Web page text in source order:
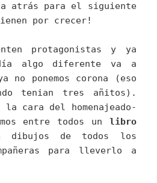
atrás para el siguiente
por crecer!
protagonistas y ya
algo diferente va a
no ponemos corona (eso
tenian tres añitos).
la cara del homenajeado-
entre todos un libro
de todos los
para lleverlo a